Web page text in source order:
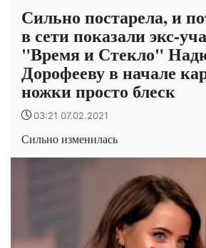
Сильно постарела, и
в сети показали экс-
"Время и Стекло"
Дорофееву в начале
ножки просто блеск
03:21 07.02.2021
Сильно изменилась